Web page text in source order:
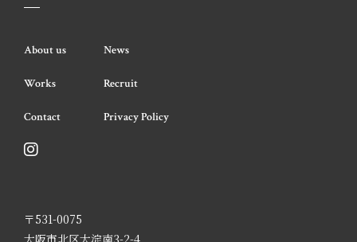
About us News
Works Recruit
Contact Privacy Policy
〒531-0075